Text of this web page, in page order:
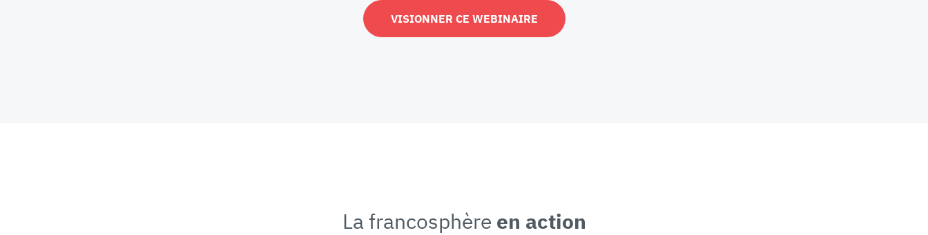
VISIONNER CE WEBINAIRE
La francosphère en action